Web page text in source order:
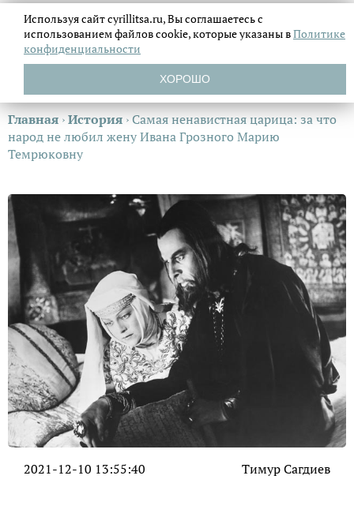
Главная ›История ›Самая ненавистная царица: за что
народ не любил жену Ивана Грозного Марию
Темрюковну
2021-12-10 13:55:40 Тимур Сагдиев
Используя сайт cyrillitsa.ru, Вы соглашаетесь с
использованием файловcookie, которые указаны вПолитике
конфиденциальности
ХОРОШО